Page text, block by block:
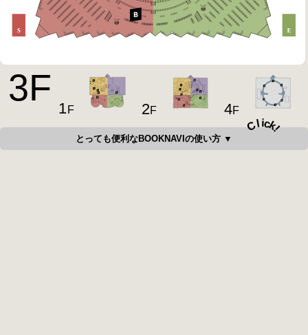
3F
1F 2F 4F
Cl ick
!
とっても便利なBOOKNAVIの使い方 ▼